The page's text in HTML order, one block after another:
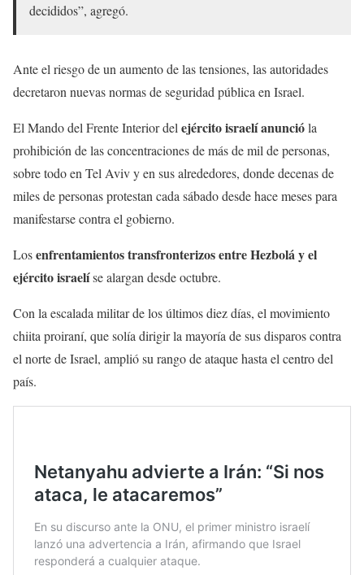
decididos”, agregó.
Ante el riesgo de un aumento de las tensiones, las autoridades
decretaron nuevas normas de seguridad pública en Israel.
El Mando del Frente Interior del ejército israelí anuncióla
prohibición de las concentraciones de más de mil de personas,
sobre todo en Tel Aviv y en sus alrededores, donde decenas de
miles de personas protestan cada sábado desde hace meses para
manifestarse contra el gobierno.
Losenfrentamientos transfronterizos entre Hezbolá y el
ejército israelíse alargan desde octubre.
Con la escalada militar de los últimos diez días, el movimiento
chiita proiraní, que solía dirigir la mayoría de sus disparos contra
el norte de Israel, amplió su rango de ataque hasta el centro del
país.